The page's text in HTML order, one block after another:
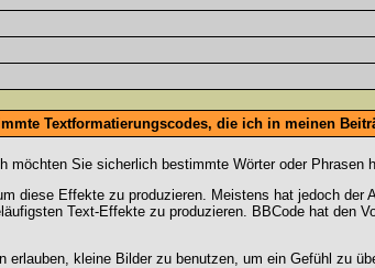
Textformatierungscodes, die ich in meinen
möchten Sie sicherlich bestimmte Wörter oder
diese Effekte zu produzieren. Meistens hat jedoch
Text-Effekte zu produzieren. BBCode hat den
kleine Bilder zu benutzen, um ein Gefühl zu